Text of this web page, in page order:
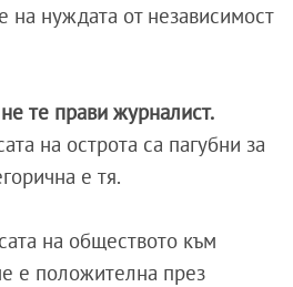
нуждата от независимост
те прави журналист.
на острота са пагубни за
е тя.
на обществото към
е положителна през